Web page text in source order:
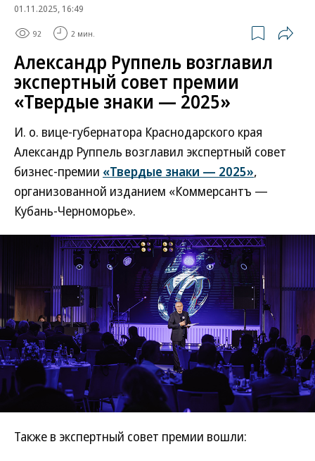
01.11.2025, 16:49
92 2 мин.
Александр Руппель возглавил
экспертный совет премии
«Твердые знаки — 2025»
И. о. вице-губернатора Краснодарского края
Александр Руппель возглавил экспертный совет
бизнес-премии «Твердые знаки — 2025»,
организованной изданием «Коммерсантъ —
Кубань-Черноморье».
Также в экспертный совет премии вошли: